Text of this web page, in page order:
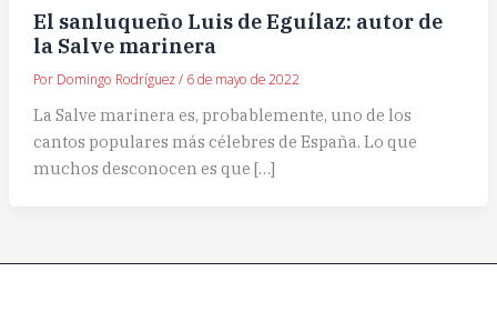
El sanluqueño Luis de Eguílaz: autor de
la Salve marinera
Por Domingo Rodríguez/ 6 de mayo de 2022
La Salve marinera es, probablemente, uno de los
cantos populares más célebres de España. Lo que
muchos desconocen es que […]